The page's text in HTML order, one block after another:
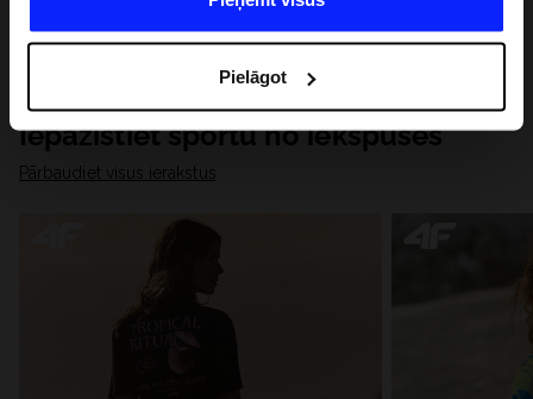
saviem partneriem, lai uzlabotu veidu, kadā tiek rādīta
saturu un uzlabotu mūsu partneru piedāvātos risinajumus
( piem. socialos tīklus). Detalizētu informāciju var atrast
mūsu Privātuma politikā un sadaļā "Detaļas".
Pielāgot
Iepazīstiet sportu no iekšpuses
Pārbaudiet visus ierakstus